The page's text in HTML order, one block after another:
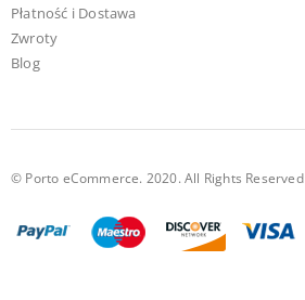
Płatność i Dostawa
Zwroty
Blog
© Porto eCommerce. 2020. All Rights Reserved